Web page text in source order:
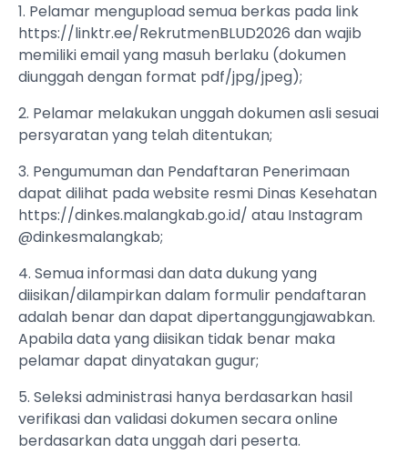
1. Pelamar mengupload semua berkas pada link
https://linktr.ee/RekrutmenBLUD2026 dan wajib
memiliki email yang masuh berlaku (dokumen
diunggah dengan format pdf/jpg/jpeg);
2. Pelamar melakukan unggah dokumen asli sesuai
persyaratan yang telah ditentukan;
3. Pengumuman dan Pendaftaran Penerimaan
dapat dilihat pada website resmi Dinas Kesehatan
https://dinkes.malangkab.go.id/ atau Instagram
@dinkesmalangkab;
4. Semua informasi dan data dukung yang
diisikan/dilampirkan dalam formulir pendaftaran
adalah benar dan dapat dipertanggungjawabkan.
Apabila data yang diisikan tidak benar maka
pelamar dapat dinyatakan gugur;
5. Seleksi administrasi hanya berdasarkan hasil
verifikasi dan validasi dokumen secara online
berdasarkan data unggah dari peserta.